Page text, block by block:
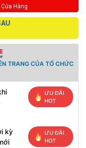
Hàng
TRANG CỦA TỔ CHỨC
ƯU ĐÃI
HOT
kỳ
ƯU ĐÃI
HOT